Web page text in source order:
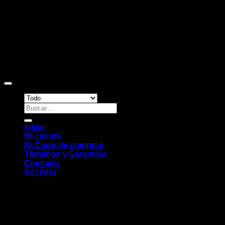
Buscar
por:
Inicio
Mi cuenta
Mi Carro de compras
Términos y Garantías
Contacto
Acceder